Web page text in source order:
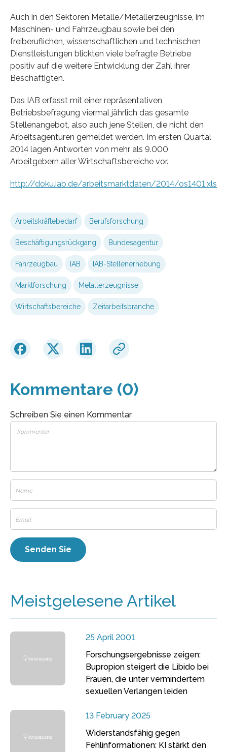
Auch in den Sektoren Metalle/Metallerzeugnisse, im
Maschinen- und Fahrzeugbau sowie bei den
freiberuflichen, wissenschaftlichen und technischen
Dienstleistungen blickten viele befragte Betriebe
positiv auf die weitere Entwicklung der Zahl ihrer
Beschäftigten.
Das IAB erfasst mit einer repräsentativen
Betriebsbefragung viermal jährlich das gesamte
Stellenangebot, also auch jene Stellen, die nicht den
Arbeitsagenturen gemeldet werden. Im ersten Quartal
2014 lagen Antworten von mehr als 9.000
Arbeitgebern aller Wirtschaftsbereiche vor.
http://doku.iab.de/arbeitsmarktdaten/2014/os1401.xls
Arbeitskräftebedarf Berufsforschung
Beschäftigungsrückgang Bundesagentur
Fahrzeugbau IAB IAB-Stellenerhebung
Marktforschung Metallerzeugnisse
Wirtschaftsbereiche Zeitarbeitsbranche
Kommentare (0)
Schreiben Sie einen Kommentar
Meistgelesene Artikel
25 April 2001
Forschungsergebnisse zeigen:
Bupropion steigert die Libido bei
Frauen, die unter vermindertem
sexuellen Verlangen leiden
13 February 2025
Widerstandsfähig gegen
Fehlinformationen: KI stärkt den